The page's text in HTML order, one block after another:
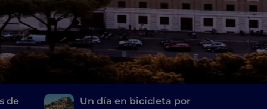
de
Un día en bicicleta por